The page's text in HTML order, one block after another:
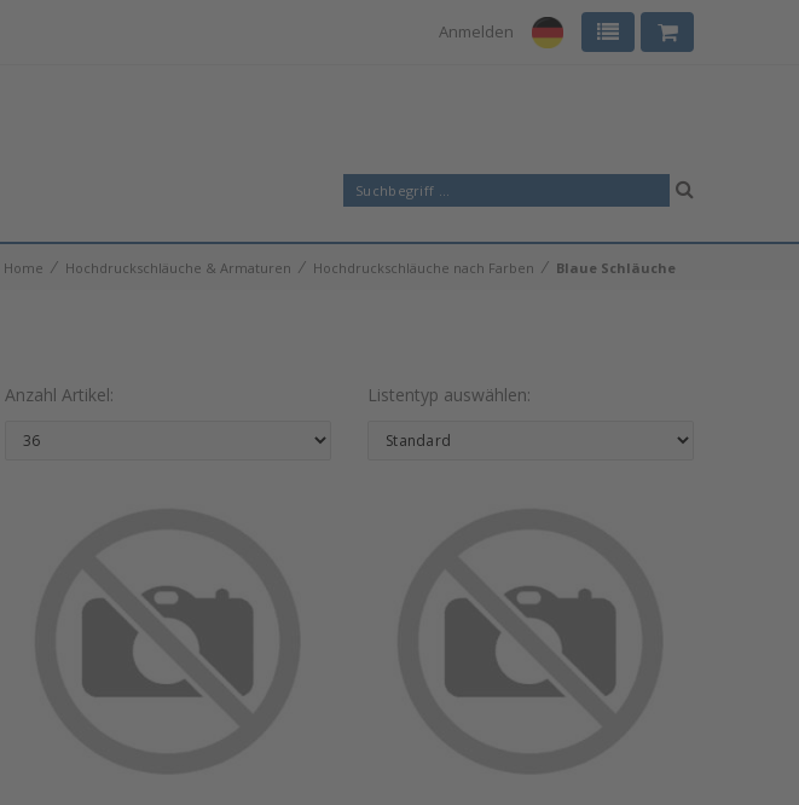
Anmelden
Home ⁄ Hochdruckschläuche & Armaturen ⁄ Hochdruckschläuche nach Farben ⁄ Blaue Schläuche
Anzahl Artikel: Listentyp auswählen: